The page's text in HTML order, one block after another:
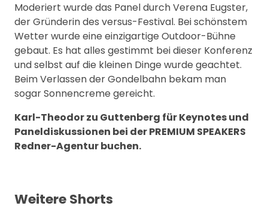
Moderiert wurde das Panel durch Verena Eugster,
der Gründerin des versus-Festival. Bei schönstem
Wetter wurde eine einzigartige Outdoor-Bühne
gebaut. Es hat alles gestimmt bei dieser Konferenz
und selbst auf die kleinen Dinge wurde geachtet.
Beim Verlassen der Gondelbahn bekam man
sogar Sonnencreme gereicht.
Karl-Theodor zu Guttenberg für Keynotes und
Paneldiskussionen bei der PREMIUM SPEAKERS
Redner-Agentur buchen.
Weitere Shorts